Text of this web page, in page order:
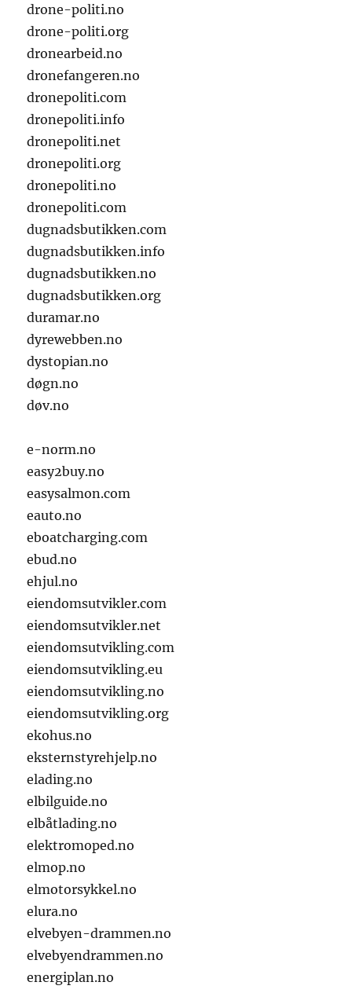
drone-politi.no
drone-politi.org
dronearbeid.no
dronefangeren.no
dronepoliti.com
dronepoliti.info
dronepoliti.net
dronepoliti.org
dronepoliti.no
dronepoliti.com
dugnadsbutikken.com
dugnadsbutikken.info
dugnadsbutikken.no
dugnadsbutikken.org
duramar.no
dyrewebben.no
dystopian.no
døgn.no
døv.no
e-norm.no
easy2buy.no
easysalmon.com
eauto.no
eboatcharging.com
ebud.no
ehjul.no
eiendomsutvikler.com
eiendomsutvikler.net
eiendomsutvikling.com
eiendomsutvikling.eu
eiendomsutvikling.no
eiendomsutvikling.org
ekohus.no
eksternstyrehjelp.no
elading.no
elbilguide.no
elbåtlading.no
elektromoped.no
elmop.no
elmotorsykkel.no
elura.no
elvebyen-drammen.no
elvebyendrammen.no
energiplan.no